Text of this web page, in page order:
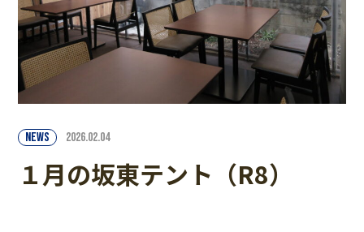
NEWS 2026.02.04
１月の坂東テント（R8）